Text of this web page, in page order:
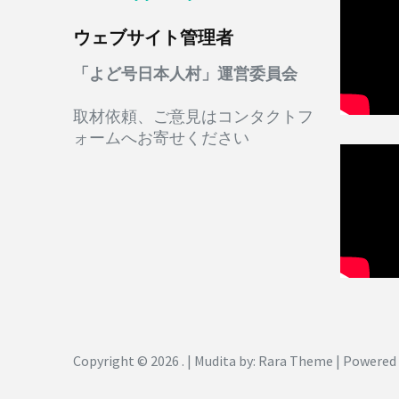
ウェブサイト管理者
「よど号日本人村」運営委員会
取材依頼、ご意見はコンタクトフ
ォームへお寄せください
Copyright © 2026 . | Mudita by: Rara Theme | Powered